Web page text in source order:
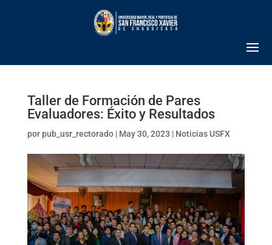
Taller de Formación de Pares
Evaluadores: Éxito y Resultados
por pub_usr_rectorado| May 30, 2023 | Noticias USFX